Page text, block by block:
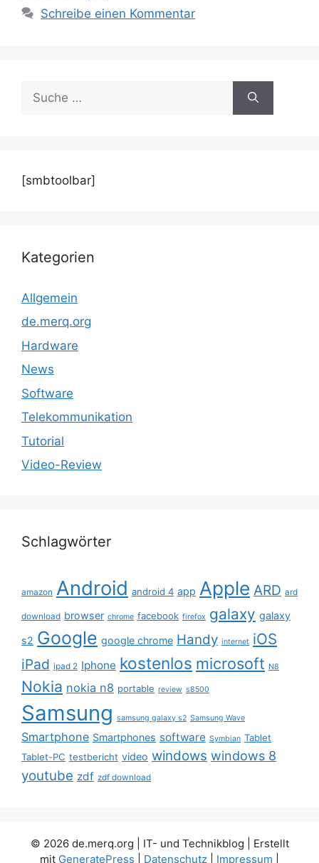
Schreibe einen Kommentar
nach:
[smbtoolbar]
Kategorien
Allgemein
de.merq.org
Hardware
News
Software
Telekommunikation
Tutorial
Video-Review
Schlagwörter
amazon Android android 4 app Apple ARD ard
download browser chrome facebook firefox galaxy galaxy
s2 Google google chrome Handy internet iOS
iPad ipad 2 Iphone kostenlos microsoft N8
Nokia nokia n8 portable review s8500
Samsung samsung galaxy s2 Samsung Wave
Smartphone Smartphones software Symbian Tablet
Tablet-PC testbericht video windows windows 8
youtube zdf zdf download
© 2026 de.merq.org | IT- und Technikblog | Erstellt
mit GeneratePress Datenschutz Impressum